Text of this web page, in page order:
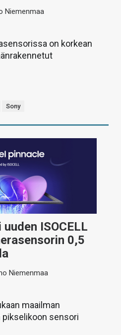
Niemenmaa
on korkean
Sony
ISOCELL
0,5
Niemenmaa
maailman
pikselikoon sensori